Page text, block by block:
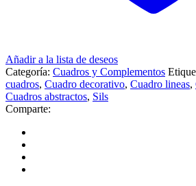
Añadir a la lista de deseos
Categoría: Cuadros y Complementos
cuadros, Cuadro decorativo, Cuadro lineas,
Cuadros abstractos, Sils
Comparte: